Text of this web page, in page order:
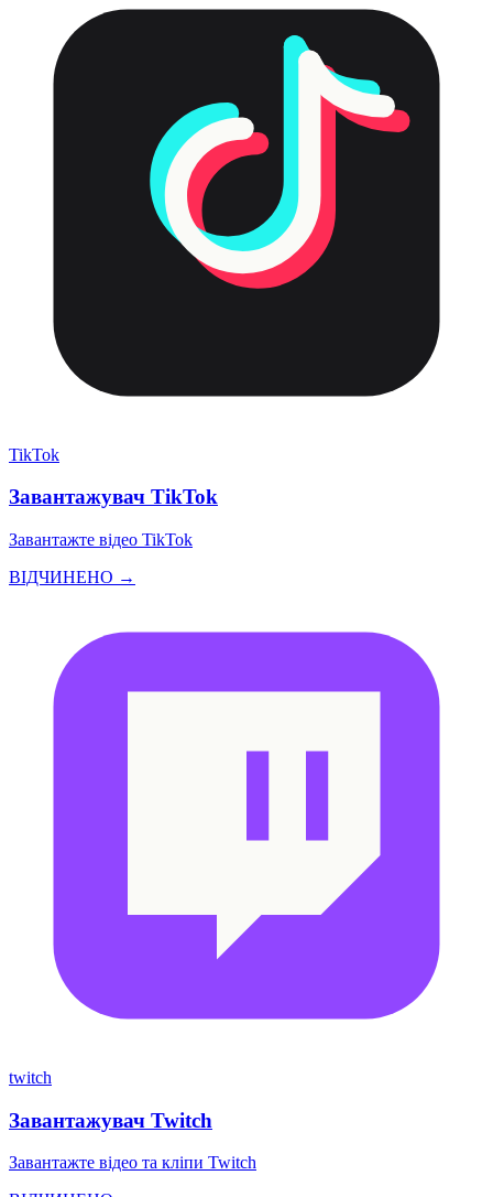
TikTok
Завантажувач TikTok
Завантажте відео TikTok
ВІДЧИНЕНО →
twitch
Завантажувач Twitch
Завантажте відео та кліпи Twitch